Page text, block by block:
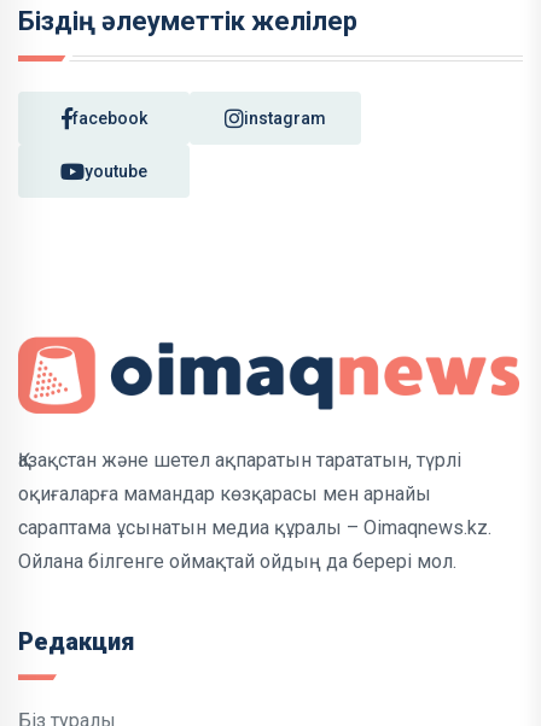
Біздің әлеуметтік желілер
facebook instagram
youtube
Қазақстан және шетел ақпаратын тарататын, түрлі
оқиғаларға мамандар көзқарасы мен арнайы
сараптама ұсынатын медиа құралы – Oimaqnews.kz.
Ойлана білгенге оймақтай ойдың да берері мол.
Редакция
Біз туралы